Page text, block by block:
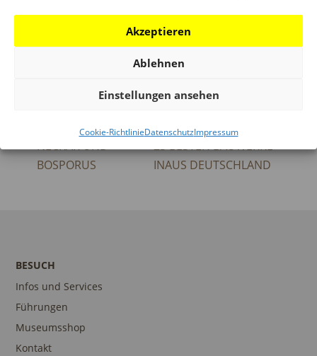
Akzeptieren
Ablehnen
Einstellungen ansehen
Cookie-RichtlinieDatenschutzImpressum
+49 (0)69 212-38844
PAUL BONATZ 1877–
BAUEN ZWISCHEN
NECKAR UND
BOSPORUS
DAM PREIS FÜR
DEUTSCHLAND 2010 – DIE
23 BESTEN BAUWERKE
INAUS DEUTSCHLAND
BESUCH
Infos und Services
Führungen
Museumsshop
Kontakt